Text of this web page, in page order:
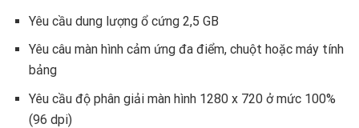
Yêu cầu dung lượng ổ cứng 2,5 GB
Yêu câu màn hình cảm ứng đa điểm, chuột hoặc máy tính
bảng
Yêu cầu độ phân giải màn hình 1280 x 720 ở mức 100%
(96 dpi)